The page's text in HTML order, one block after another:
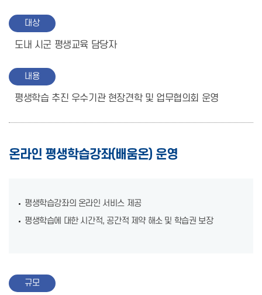
대상
도내 시군 평생교육 담당자
내용
평생학습 추진 우수기관 현장견학 및 업무협의회 운영
온라인 평생학습강좌(배움온) 운영
평생학습강좌의 온라인 서비스 제공
평생학습에 대한 시간적, 공간적 제약 해소 및 학습권 보장
규모